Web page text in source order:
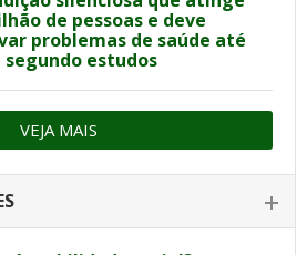
de pessoas e deve
problemas de saúde até
segundo estudos
VEJA MAIS